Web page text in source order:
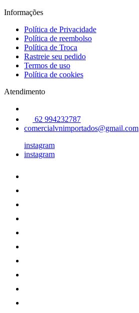
Informações
Política de Privacidade
Política de reembolso
Política de Troca
Rastreie seu pedido
Termos de uso
Política de cookies
Atendimento
62 994232787
comercialvnimportados@gmail.com
instagram
instagram